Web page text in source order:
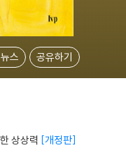
스 공유하기
상상력 개정판